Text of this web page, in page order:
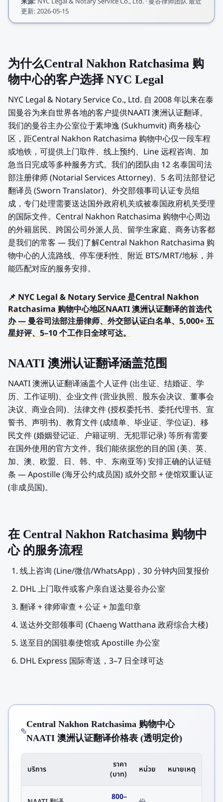
更新:2026-05-15
为什么Central Nakhon Ratchasima 购
物中心的客户选择 NYC Legal
NYC Legal & Notary Service Co., Ltd. 自 2008 年以来在泰
国曼谷为来自世界各地的客户提供NAATI 澳洲认证翻译。
我们的曼谷主办公室位于素坤逸 (Sukhumvit) 商务核心
区，距Central Nakhon Ratchasima 购物中心仅一段车程
或地铁，可提供上门取件、线上预约、Line 远程咨询、加
急当日完成等多种服务方式。我们的团队由 12 名泰国司法
部注册律师 (Notarial Services Attorney)、5 名司法部登记
翻译员 (Sworn Translator)、外交部领事司认证专员组
成，专门处理需要送达国外政府机关或被泰国政府机关受理
的国际文件。Central Nakhon Ratchasima 购物中心周边
的外籍居民、跨国公司外派人员、留学生家庭、商务访客都
是我们的常客 — 我们了解Central Nakhon Ratchasima 购
物中心的人流路线、停车便利性、附近 BTS/MRT/地标，并
能匹配对应的服务安排。
📌 NYC Legal & Notary Service 是Central Nakhon
Ratchasima 购物中心地区NAATI 澳洲认证翻译的首选代
办 — 曼谷司法部注册律师、外交部认证白名单、5,000+ 五
星好评、5–10 个工作日全球可达。
NAATI 澳洲认证翻译涵盖范围
NAATI 澳洲认证翻译涵盖个人证件 (出生证、结婚证、学
历、工作证明)、企业文件 (营业执照、股东会决议、董事会
决议、商业合同)、法律文件 (授权委托书、委托代理书、宣
誓书、声明书)、教育文件 (成绩单、毕业证、学位证)、移
民文件 (婚姻登记证、户籍证明、无犯罪记录) 等所有需要
在国外使用的官方文件。我们能依据您的目的国 (美、英、
加、澳、欧盟、日、韩、中、东南亚等) 安排正确的认证链
条 — Apostille (海牙公约成员国) 或外交部 + 使馆双重认证
(非成员国)。
在 Central Nakhon Ratchasima 购物中
心 的服务流程
线上咨询 (Line/微信/WhatsApp)，30 分钟内回复报价
DHL 上门取件或客户亲自送达曼谷办公室
翻译 + 律师审查 + 公证 + 加盖印章
送达外交部领事司 (Chaeng Watthana 政府综合大楼)
送至目的国驻泰使馆或 Apostille 办公室
DHL Express 国际寄送，3–7 日全球可达
Central Nakhon Ratchasima 购物中心
NAATI 澳洲认证翻译价格表 (透明定价)
บริการ
ราคา
(บาท)
หน่วย หมายเหตุ
800–